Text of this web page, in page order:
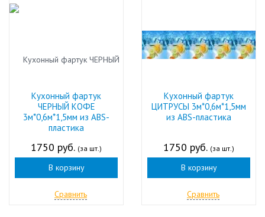
Кухонный фартук
ЧЕРНЫЙ КОФЕ
3м*0,6м*1,5мм из ABS-
пластика
1750 руб. (за шт.)
В корзину
Сравнить
Кухонный фартук
ЦИТРУСЫ 3м*0,6м*1,5мм
из ABS-пластика
1750 руб. (за шт.)
В корзину
Сравнить